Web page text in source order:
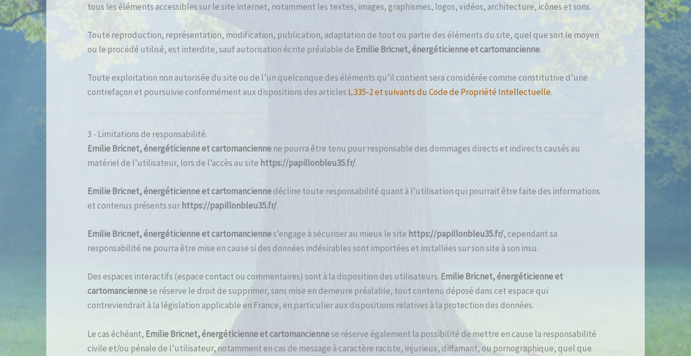
tous les éléments accessibles sur le site internet, notamment les textes, images, graphismes, logos, vidéos, architecture, icônes et sons.
Toute reproduction, représentation, modification, publication, adaptation de tout ou partie des éléments du site, quel que soit le moyen
ou le procédé utilisé, est interdite, sauf autorisation écrite préalable de Emilie Bricnet, énergéticienne et cartomancienne.
Toute exploitation non autorisée du site ou de l’un quelconque des éléments qu’il contient sera considérée comme constitutive d’une
contrefaçon et poursuivie conformément aux dispositions des articles L.335-2 et suivants du Code de Propriété Intellectuelle.
3 - Limitations de responsabilité.
Emilie Bricnet, énergéticienne et cartomanciennene pourra être tenu pour responsable des dommages directs et indirects causés au
matériel de l’utilisateur, lors de l’accès au site https://papillonbleu35.fr/.
Emilie Bricnet, énergéticienne et cartomanciennedécline toute responsabilité quant à l’utilisation qui pourrait être faite des informations
et contenus présents sur https://papillonbleu35.fr/.
Emilie Bricnet, énergéticienne et cartomanciennes’engage à sécuriser au mieux le site https://papillonbleu35.fr/, cependant sa
responsabilité ne pourra être mise en cause si des données indésirables sont importées et installées sur son site à son insu.
Des espaces interactifs (espace contact ou commentaires) sont à la disposition des utilisateurs. Emilie Bricnet, énergéticienne et
cartomanciennese réserve le droit de supprimer, sans mise en demeure préalable, tout contenu déposé dans cet espace qui
contreviendrait à la législation applicable en France, en particulier aux dispositions relatives à la protection des données.
Le cas échéant, Emilie Bricnet, énergéticienne et cartomanciennese réserve également la possibilité de mettre en cause la responsabilité
civile et/ou pénale de l’utilisateur, notamment en cas de message à caractère raciste, injurieux, diffamant, ou pornographique, quel que